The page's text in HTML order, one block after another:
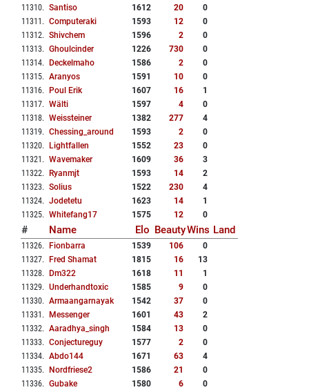
11310. Santiso 1612 20
0
11311 . Computeraki 1593 12
0
11312. Shivchem 1596 2
0
11313. Ghoulcinder 1226 730
0
11314. Deckelmaho 1586 2
0
11315. Aranyos 1591 10
0
11316. Poul Erik 1607 16
1
11317. Wälti 1597 4
0
11318. Weissteiner 1382 277
4
11319. Chessing_around 1593 2
0
11320. Lightfallen 1552 23
0
11321 . Wavemaker 1609 36
3
11322. Ryanmjt 1593 14
2
11323. Solius 1522 230
4
11324. Jodetetu 1623 14
1
11325. Whitefang17 1575 12 0
# Name Elo BeautyWins Land
11326. Fionbarra 1539 106
0
11327. Fred Shamat 1815 16
13
11328. Dm322 1618 11
1
11329. Underhandtoxic 1585 9
0
11330. Armaangarnayak 1542 37
0
11331 . Messenger 1601 43
2
11332. Aaradhya_singh 1584 13
0
11333. Conjectureguy 1577 2
0
11334. Abdo144 1671 63
4
11335. Nordfriese2 1586 21
0
11336. Gubake 1580 6
0